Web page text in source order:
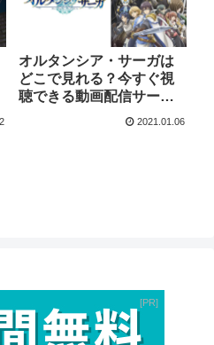
オルタンシア・サーガは
どこで見れる？今すぐ視
聴できる動画配信サービ
2021.01.06
PR